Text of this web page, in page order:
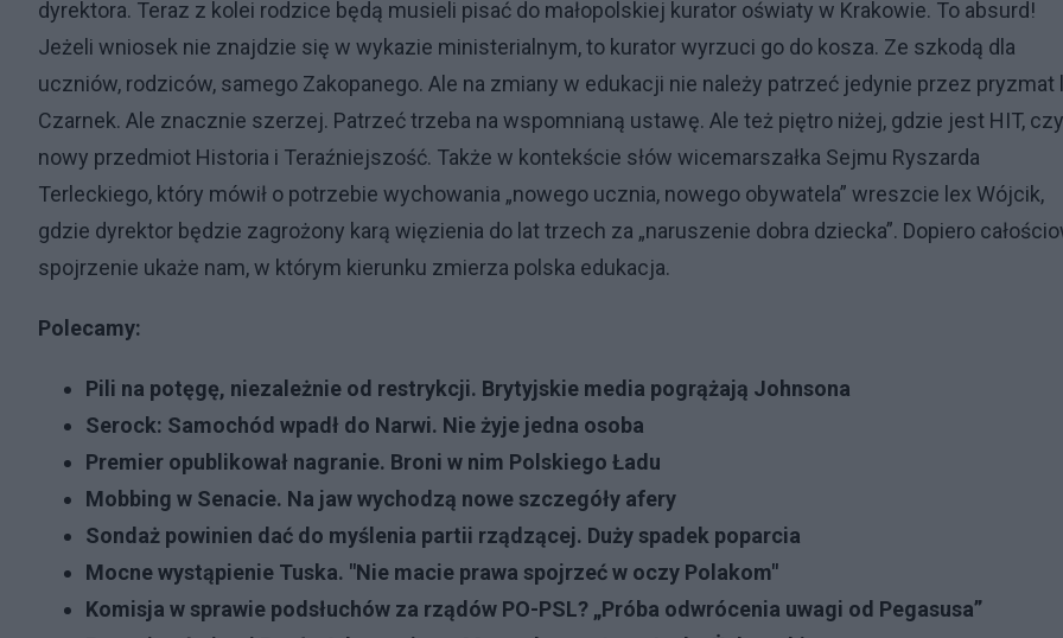
dyrektora. Teraz z kolei rodzice będą musieli pisać do małopolskiej kurator oświaty w Krakowie. To absurd!
Jeżeli wniosek nie znajdzie się w wykazie ministerialnym, to kurator wyrzuci go do kosza. Ze szkodą dla
uczniów, rodziców, samego Zakopanego. Ale na zmiany w edukacji nie należy patrzeć jedynie przez pryzmat
Czarnek. Ale znacznie szerzej. Patrzeć trzeba na wspomnianą ustawę. Ale też piętro niżej, gdzie jest HIT,
nowy przedmiot Historia i Teraźniejszość. Także w kontekście słów wicemarszałka Sejmu Ryszarda
Terleckiego, który mówił o potrzebie wychowania „nowego ucznia, nowego obywatela” wreszcie lex Wójcik,
gdzie dyrektor będzie zagrożony karą więzienia do lat trzech za „naruszenie dobra dziecka”. Dopiero
spojrzenie ukaże nam, w którym kierunku zmierza polska edukacja.
Polecamy:
Pili na potęgę, niezależnie od restrykcji. Brytyjskie media pogrążają Johnsona
Serock: Samochód wpadł do Narwi. Nie żyje jedna osoba
Premier opublikował nagranie. Broni w nim Polskiego Ładu
Mobbing w Senacie. Na jaw wychodzą nowe szczegóły afery
Sondaż powinien dać do myślenia partii rządzącej. Duży spadek poparcia
Mocne wystąpienie Tuska. "Nie macie prawa spojrzeć w oczy Polakom"
Komisja w sprawie podsłuchów za rządów PO-PSL? „Próba odwrócenia uwagi od Pegasusa”